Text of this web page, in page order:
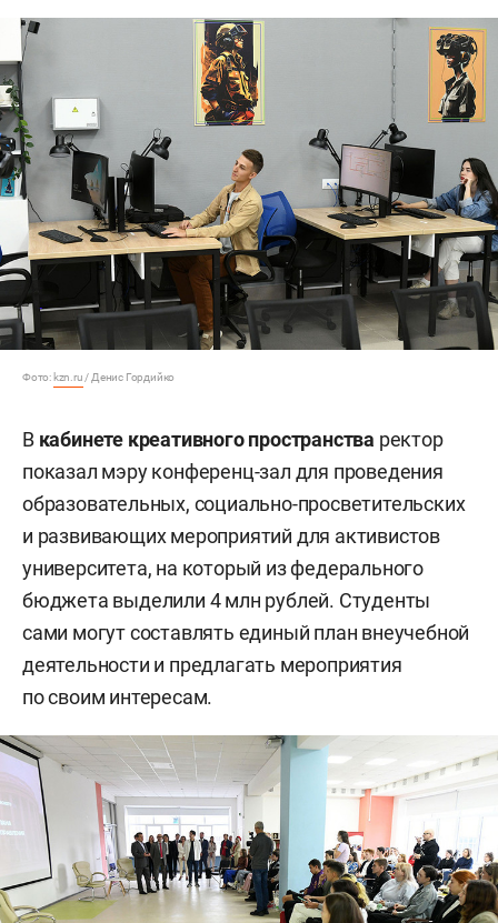
Фото: kzn.ru / Денис Гордийко
В кабинете креативного пространства ректор
показал мэру конференц-зал для проведения
образовательных, социально-просветительских
и развивающих мероприятий для активистов
университета, на который из федерального
бюджета выделили 4 млн рублей. Студенты
сами могут составлять единый план внеучебной
деятельности и предлагать мероприятия
по своим интересам.